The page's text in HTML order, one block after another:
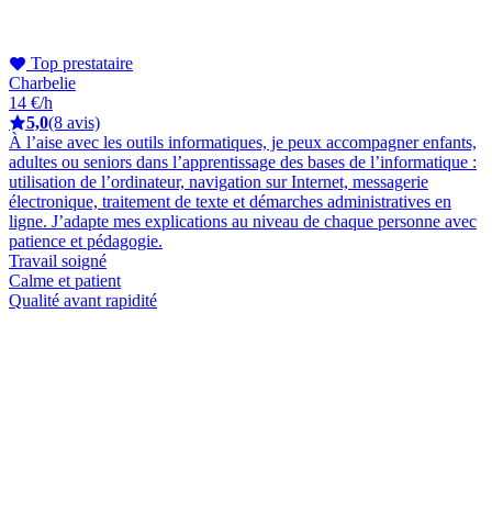
Top prestataire
Charbelie
14 €/h
5,0(8 avis)
À l’aise avec les outils informatiques, je peux accompagner enfants,
adultes ou seniors dans l’apprentissage des bases de l’informatique :
utilisation de l’ordinateur, navigation sur Internet, messagerie
électronique, traitement de texte et démarches administratives en
ligne. J’adapte mes explications au niveau de chaque personne avec
patience et pédagogie.
Travail soigné
Calme et patient
Qualité avant rapidité